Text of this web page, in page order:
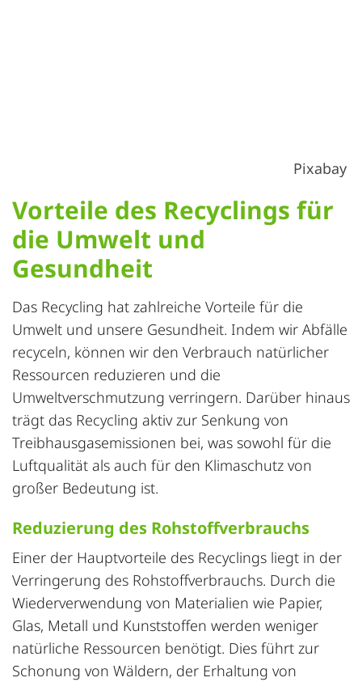
Pixabay
Vorteile des Recyclings für
die Umwelt und
Gesundheit
Das Recycling hat zahlreiche Vorteile für die
Umwelt und unsere Gesundheit. Indem wir Abfälle
recyceln, können wir den Verbrauch natürlicher
Ressourcen reduzieren und die
Umweltverschmutzung verringern. Darüber hinaus
trägt das Recycling aktiv zur Senkung von
Treibhausgasemissionen bei, was sowohl für die
Luftqualität als auch für den Klimaschutz von
großer Bedeutung ist.
Reduzierung des Rohstoffverbrauchs
Einer der Hauptvorteile des Recyclings liegt in der
Verringerung des Rohstoffverbrauchs. Durch die
Wiederverwendung von Materialien wie Papier,
Glas, Metall und Kunststoffen werden weniger
natürliche Ressourcen benötigt. Dies führt zur
Schonung von Wäldern, der Erhaltung von